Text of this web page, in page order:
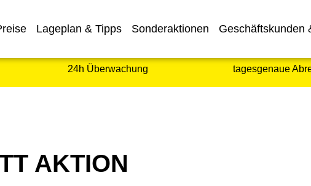
Lageplan & Tipps Sonderaktionen Geschäftskunden
24h Überwachung tagesgenaue
AKTION